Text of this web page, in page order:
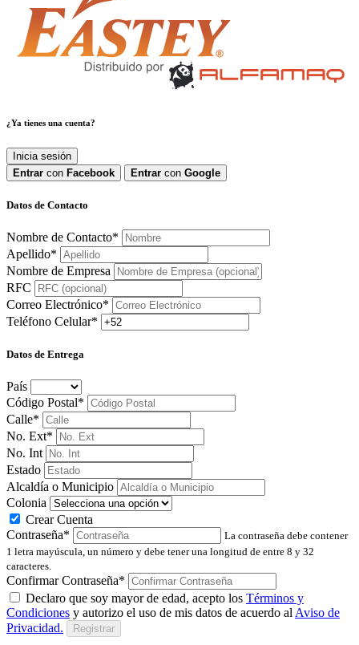
¿Ya tienes una cuenta?
Inicia sesión
Entrar con Facebook Entrar con Google
Datos de Contacto
Nombre de Contacto*
Apellido*
Nombre de Empresa
RFC
Correo Electrónico*
Teléfono Celular*
Datos de Entrega
País
Código Postal*
Calle*
No. Ext*
No. Int
Estado
Alcaldía o Municipio
Colonia
Crear Cuenta
Contraseña*
La contraseña debe contener
1 letra mayúscula, un número y debe tener una longitud de entre 8 y 32
caracteres.
Confirmar Contraseña*
Declaro que soy mayor de edad, acepto los Términos y
Condiciones y autorizo el uso de mis datos de acuerdo al Aviso de
Privacidad.
Registrar